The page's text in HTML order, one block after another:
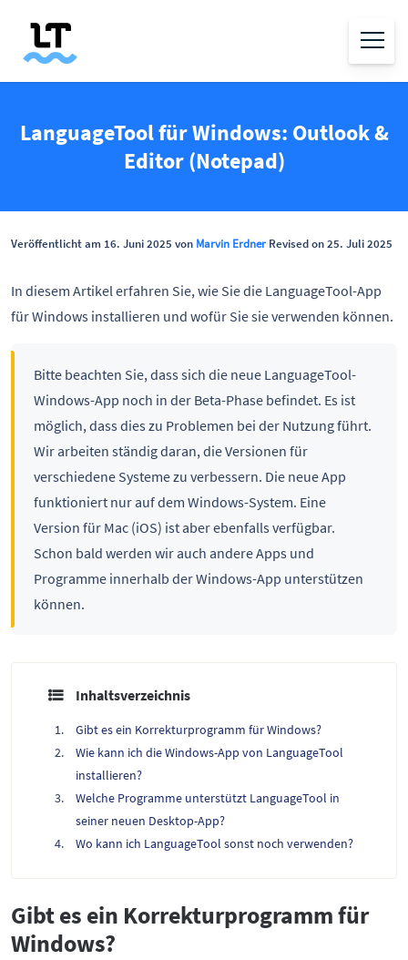
LanguageTool für Windows: Outlook &
Editor (Notepad)
Veröffentlicht am 16. Juni 2025 von Marvin Erdner Revised on 25. Juli 2025
In diesem Artikel erfahren Sie, wie Sie die LanguageTool-App
für Windows installieren und wofür Sie sie verwenden können.
Bitte beachten Sie, dass sich die neue LanguageTool-
Windows-App noch in der Beta-Phase befindet. Es ist
möglich, dass dies zu Problemen bei der Nutzung führt.
Wir arbeiten ständig daran, die Versionen für
verschiedene Systeme zu verbessern. Die neue App
funktioniert nur auf dem Windows-System. Eine
Version für Mac (iOS) ist aber ebenfalls verfügbar.
Schon bald werden wir auch andere Apps und
Programme innerhalb der Windows-App unterstützen
können.
Inhaltsverzeichnis
Gibt es ein Korrekturprogramm für Windows?
Wie kann ich die Windows-App von LanguageTool
installieren?
Welche Programme unterstützt LanguageTool in
seiner neuen Desktop-App?
Wo kann ich LanguageTool sonst noch verwenden?
Gibt es ein Korrekturprogramm für
Windows?